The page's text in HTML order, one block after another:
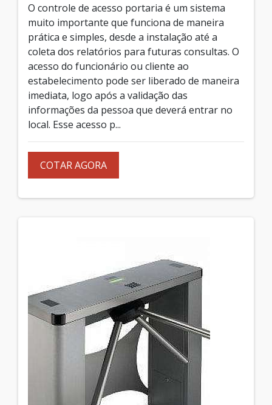
O controle de acesso portaria é um sistema
muito importante que funciona de maneira
prática e simples, desde a instalação até a
coleta dos relatórios para futuras consultas. O
acesso do funcionário ou cliente ao
estabelecimento pode ser liberado de maneira
imediata, logo após a validação das
informações da pessoa que deverá entrar no
local. Esse acesso p...
COTAR AGORA